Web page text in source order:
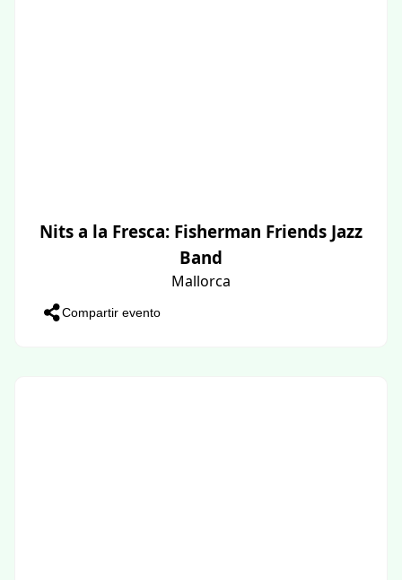
Nits a la Fresca: Fisherman Friends Jazz
Band
Mallorca
Compartir evento